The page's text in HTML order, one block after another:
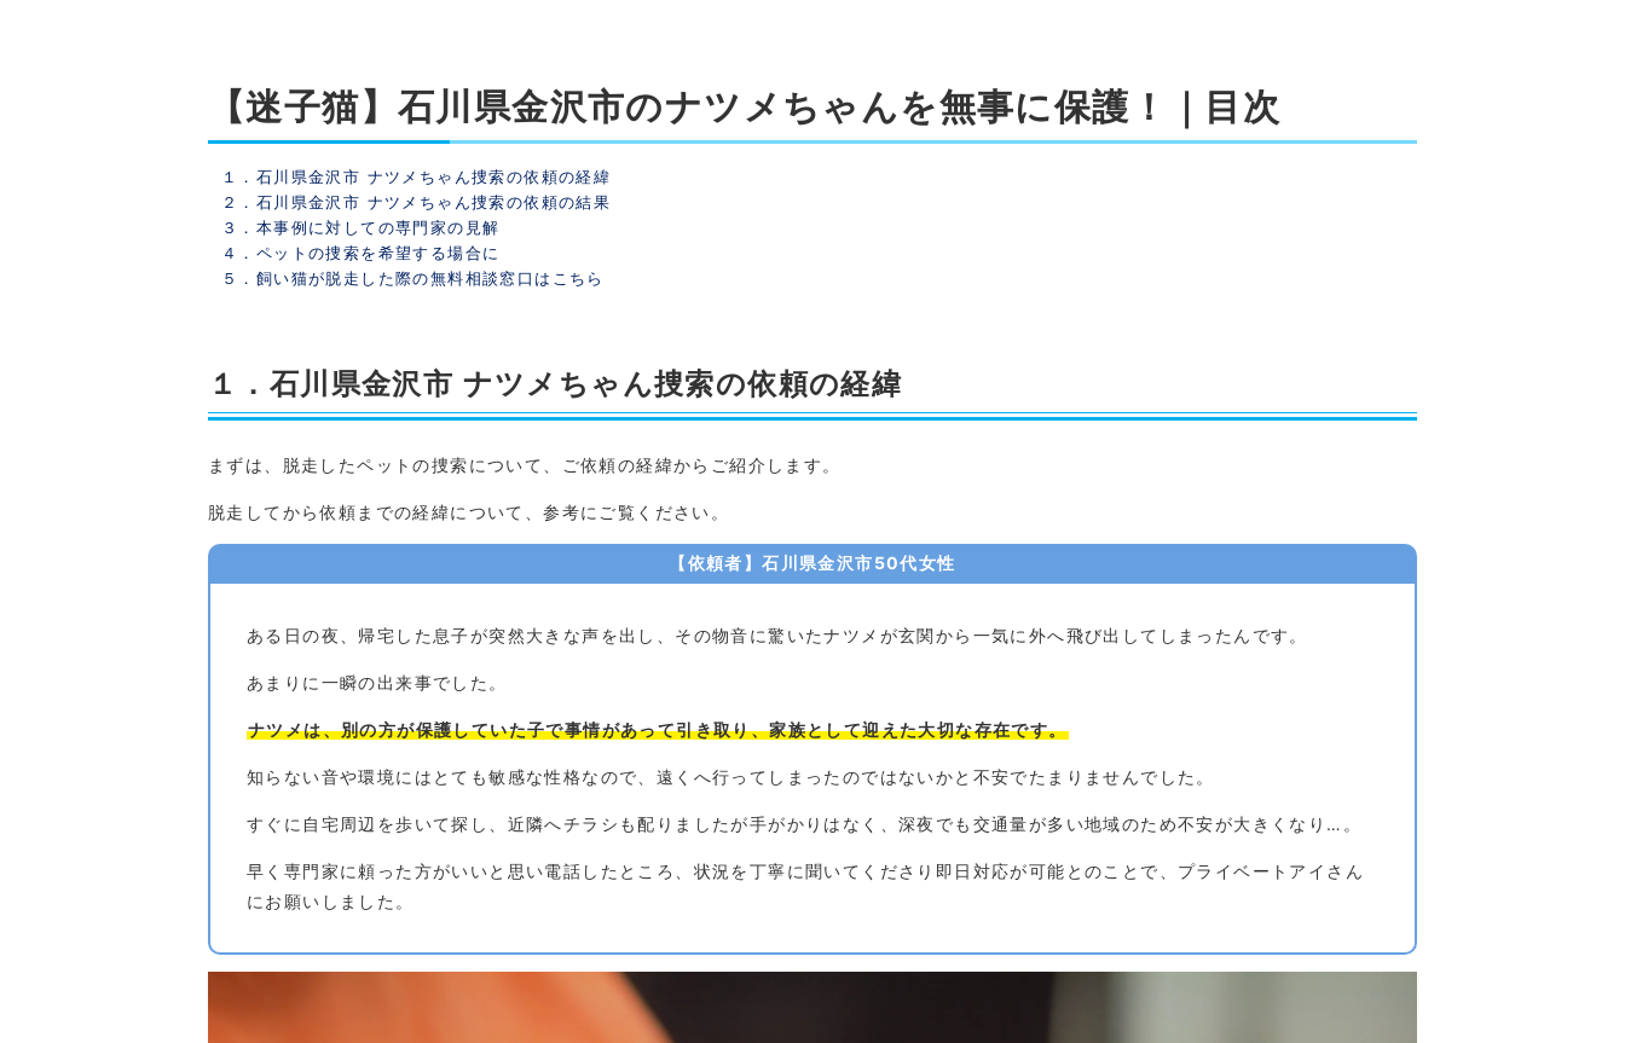
【迷子猫】石川県金沢市のナツメちゃんを無事に保護！｜目次
１．石川県金沢市 ナツメちゃん捜索の依頼の経緯
２．石川県金沢市 ナツメちゃん捜索の依頼の結果
３．本事例に対しての専門家の見解
４．ペットの捜索を希望する場合に
５．飼い猫が脱走した際の無料相談窓口はこちら
１．石川県金沢市 ナツメちゃん捜索の依頼の経緯
まずは、脱走したペットの捜索について、ご依頼の経緯からご紹介します。
脱走してから依頼までの経緯について、参考にご覧ください。
【依頼者】石川県金沢市50代女性
ある日の夜、帰宅した息子が突然大きな声を出し、その物音に驚いたナツメが玄関から一気に外へ飛び出してしまったんです。
あまりに一瞬の出来事でした。
ナツメは、別の方が保護していた子で事情があって引き取り、家族として迎えた大切な存在です。
知らない音や環境にはとても敏感な性格なので、遠くへ行ってしまったのではないかと不安でたまりませんでした。
すぐに自宅周辺を歩いて探し、近隣へチラシも配りましたが手がかりはなく、深夜でも交通量が多い地域のため不安が大きくなり…。
早く専門家に頼った方がいいと思い電話したところ、状況を丁寧に聞いてくださり即日対応が可能とのことで、プライベートアイさん
にお願いしました。